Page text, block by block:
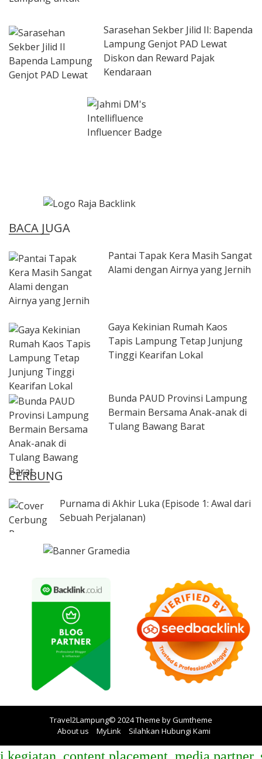
Sarasehan Sekber Jilid II: Bapenda
Lampung Genjot PAD Lewat
Diskon dan Reward Pajak
Kendaraan
BACA JUGA
Pantai Tapak Kera Masih Sangat
Alami dengan Airnya yang Jernih
Gaya Kekinian Rumah Kaos
Tapis Lampung Tetap Junjung
Tinggi Kearifan Lokal
Bunda PAUD Provinsi Lampung
Bermain Bersama Anak-anak di
Tulang Bawang Barat
CERBUNG
Purnama di Akhir Luka (Episode 1: Awal dari
Sebuah Perjalanan)
Travel2Lampung© 2024 Theme byGumtheme
About us
MyLink Silahkan Hubungi Kami